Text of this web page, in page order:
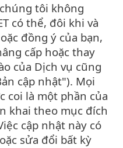
tôi không
có thể, đôi khi và
đồng ý của bạn,
cấp hoặc thay
của Dịch vụ cũng
cập nhật"). Mọi
coi là một phần của
khai theo mục đích
cập nhật này có
sửa đổi bất kỳ